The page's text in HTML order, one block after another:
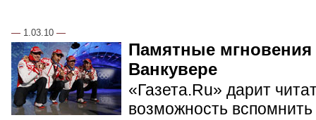
— 1.03.10 —
Памятные
Ванкувере
«Газета.Ru» дарит
возможность